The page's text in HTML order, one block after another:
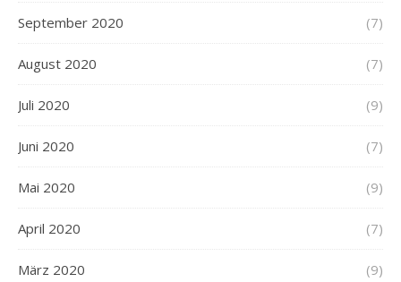
September 2020 (7)
August 2020 (7)
Juli 2020 (9)
Juni 2020 (7)
Mai 2020 (9)
April 2020 (7)
März 2020 (9)